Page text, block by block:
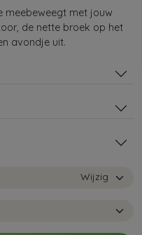
meebeweegt met jouw
de nette broek op het
avondje uit.
Wijzig